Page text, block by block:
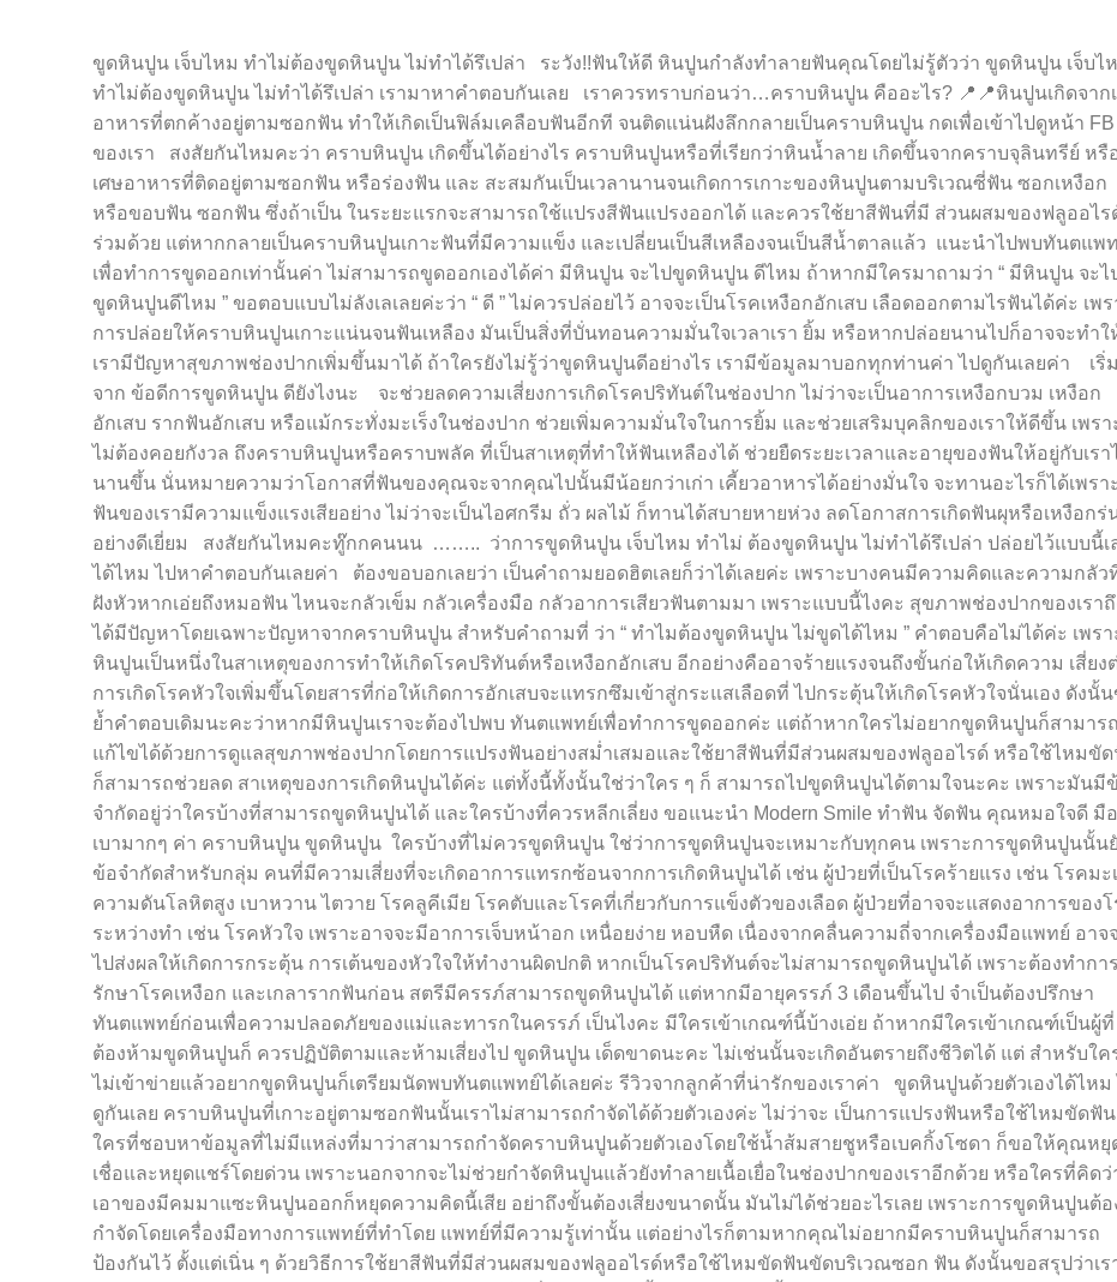
ขูดหินปูน เจ็บไหม ทำไม่ต้องขูดหินปูน ไม่ทำได้รึเปล่า ระวัง!!ฟันให้ดี หินปูนกำลังทำลายฟันคุณโดยไม่รู้ตัวว่า ขูดหินปูน เจ็บไ
ทำไม่ต้องขูดหินปูน ไม่ทำได้รึเปล่า เรามาหาคำตอบกันเลย เราควรทราบก่อนว่า…คราบหินปูน คืออะไร? 📍📍หินปูนเกิดจาก
อาหารที่ตกค้างอยู่ตามซอกฟัน ทำให้เกิดเป็นฟิล์มเคลือบฟันอีกที จนติดแน่นฝังลึกกลายเป็นคราบหินปูน กดเพื่อเข้าไปดูหน้า FB
ของเรา สงสัยกันไหมคะว่า คราบหินปูน เกิดขึ้นได้อย่างไร คราบหินปูนหรือที่เรียกว่าหินน้ำลาย เกิดขึ้นจากคราบจุลินทรีย์ หรื
เศษอาหารที่ติดอยู่ตามซอกฟัน หรือร่องฟัน และ สะสมกันเป็นเวลานานจนเกิดการเกาะของหินปูนตามบริเวณซี่ฟัน ซอกเหงือก
หรือขอบฟัน ซอกฟัน ซึ่งถ้าเป็น ในระยะแรกจะสามารถใช้แปรงสีฟันแปรงออกได้ และควรใช้ยาสีฟันที่มี ส่วนผสมของฟลูออไร
ร่วมด้วย แต่หากกลายเป็นคราบหินปูนเกาะฟันที่มีความแข็ง และเปลี่ยนเป็นสีเหลืองจนเป็นสีน้ำตาลแล้ว แนะนำไปพบทันตแพ
เพื่อทำการขูดออกเท่านั้นค่า ไม่สามารถขูดออกเองได้ค่า มีหินปูน จะไปขูดหินปูน ดีไหม ถ้าหากมีใครมาถามว่า “ มีหินปูน จะไป
ขูดหินปูนดีไหม ” ขอตอบแบบไม่ลังเลเลยค่ะว่า “ ดี ” ไม่ควรปล่อยไว้ อาจจะเป็นโรคเหงือกอักเสบ เลือดออกตามไรฟันได้ค่ะ เพร
การปล่อยให้คราบหินปูนเกาะแน่นจนฟันเหลือง มันเป็นสิ่งที่บั่นทอนความมั่นใจเวลาเรา ยิ้ม หรือหากปล่อยนานไปก็อาจจะทำใ
เรามีปัญหาสุขภาพช่องปากเพิ่มขึ้นมาได้ ถ้าใครยังไม่รู้ว่าขูดหินปูนดีอย่างไร เรามีข้อมูลมาบอกทุกท่านค่า ไปดูกันเลยค่า เริ่ม
จาก ข้อดีการขูดหินปูน ดียังไงนะ จะช่วยลดความเสี่ยงการเกิดโรคปริทันต์ในช่องปาก ไม่ว่าจะเป็นอาการเหงือกบวม เหงือก
อักเสบ รากฟันอักเสบ หรือแม้กระทั่งมะเร็งในช่องปาก ช่วยเพิ่มความมั่นใจในการยิ้ม และช่วยเสริมบุคลิกของเราให้ดีขึ้น เพรา
ไม่ต้องคอยกังวล ถึงคราบหินปูนหรือคราบพลัค ที่เป็นสาเหตุที่ทำให้ฟันเหลืองได้ ช่วยยืดระยะเวลาและอายุของฟันให้อยู่กับเรา
นานขึ้น นั่นหมายความว่าโอกาสที่ฟันของคุณจะจากคุณไปนั้นมีน้อยกว่าเก่า เคี้ยวอาหารได้อย่างมั่นใจ จะทานอะไรก็ได้เพราะ
ฟันของเรามีความแข็งแรงเสียอย่าง ไม่ว่าจะเป็นไอศกรีม ถั่ว ผลไม้ ก็ทานได้สบายหายห่วง ลดโอกาสการเกิดฟันผุหรือเหงือกร่
อย่างดีเยี่ยม สงสัยกันไหมคะทู๊กกคนนน …….. ว่าการขูดหินปูน เจ็บไหม ทำไม่ ต้องขูดหินปูน ไม่ทำได้รึเปล่า ปล่อยไว้แบบนี้เ
ได้ไหม ไปหาคำตอบกันเลยค่า ต้องขอบอกเลยว่า เป็นคำถามยอดฮิตเลยก็ว่าได้เลยค่ะ เพราะบางคนมีความคิดและความกลัว
ฝังหัวหากเอ่ยถึงหมอฟัน ไหนจะกลัวเข็ม กลัวเครื่องมือ กลัวอาการเสียวฟันตามมา เพราะแบบนี้ไงคะ สุขภาพช่องปากของเราถึ
ได้มีปัญหาโดยเฉพาะปัญหาจากคราบหินปูน สำหรับคำถามที่ ว่า “ ทำไมต้องขูดหินปูน ไม่ขูดได้ไหม ” คำตอบคือไม่ได้ค่ะ เพรา
หินปูนเป็นหนึ่งในสาเหตุของการทำให้เกิดโรคปริทันต์หรือเหงือกอักเสบ อีกอย่างคืออาจร้ายแรงจนถึงขั้นก่อให้เกิดความ เสี่ยง
การเกิดโรคหัวใจเพิ่มขึ้นโดยสารที่ก่อให้เกิดการอักเสบจะแทรกซึมเข้าสู่กระแสเลือดที่ ไปกระตุ้นให้เกิดโรคหัวใจนั่นเอง ดังนั้
ย้ำคำตอบเดิมนะคะว่าหากมีหินปูนเราจะต้องไปพบ ทันตแพทย์เพื่อทำการขูดออกค่ะ แต่ถ้าหากใครไม่อยากขูดหินปูนก็สามารถ
แก้ไขได้ด้วยการดูแลสุขภาพช่องปากโดยการแปรงฟันอย่างสม่ำเสมอและใช้ยาสีฟันที่มีส่วนผสมของฟลูออไรด์ หรือใช้ไหมขั
ก็สามารถช่วยลด สาเหตุของการเกิดหินปูนได้ค่ะ แต่ทั้งนี้ทั้งนั้นใช่ว่าใคร ๆ ก็ สามารถไปขูดหินปูนได้ตามใจนะคะ เพราะมันมี
จำกัดอยู่ว่าใครบ้างที่สามารถขูดหินปูนได้ และใครบ้างที่ควรหลีกเลี่ยง ขอแนะนำ Modern Smile ทำฟัน จัดฟัน คุณหมอใจดี มือ
เบามากๆ ค่า คราบหินปูน ขูดหินปูน ใครบ้างที่ไม่ควรขูดหินปูน ใช่ว่าการขูดหินปูนจะเหมาะกับทุกคน เพราะการขูดหินปูนนั้น
ข้อจำกัดสำหรับกลุ่ม คนที่มีความเสี่ยงที่จะเกิดอาการแทรกซ้อนจากการเกิดหินปูนได้ เช่น ผู้ป่วยที่เป็นโรคร้ายแรง เช่น โรคมะ
ความดันโลหิตสูง เบาหวาน ไตวาย โรคลูคีเมีย โรคตับและโรคที่เกี่ยวกับการแข็งตัวของเลือด ผู้ป่วยที่อาจจะแสดงอาการของ
ระหว่างทำ เช่น โรคหัวใจ เพราะอาจจะมีอาการเจ็บหน้าอก เหนื่อยง่าย หอบหืด เนื่องจากคลื่นความถี่จากเครื่องมือแพทย์ อาจ
ไปส่งผลให้เกิดการกระตุ้น การเต้นของหัวใจให้ทำงานผิดปกติ หากเป็นโรคปริทันต์จะไม่สามารถขูดหินปูนได้ เพราะต้องทำการ
รักษาโรคเหงือก และเกลารากฟันก่อน สตรีมีครรภ์สามารถขูดหินปูนได้ แต่หากมีอายุครรภ์ 3 เดือนขึ้นไป จำเป็นต้องปรึกษา
ทันตแพทย์ก่อนเพื่อความปลอดภัยของแม่และทารกในครรภ์ เป็นไงคะ มีใครเข้าเกณฑ์นี้บ้างเอ่ย ถ้าหากมีใครเข้าเกณฑ์เป็นผู้ที่
ต้องห้ามขูดหินปูนก็ ควรปฏิบัติตามและห้ามเสี่ยงไป ขูดหินปูน เด็ดขาดนะคะ ไม่เช่นนั้นจะเกิดอันตรายถึงชีวิตได้ แต่ สำหรับใค
ไม่เข้าข่ายแล้วอยากขูดหินปูนก็เตรียมนัดพบทันตแพทย์ได้เลยค่ะ รีวิวจากลูกค้าที่น่ารักของเราค่า ขูดหินปูนด้วยตัวเองได้ไหม
ดูกันเลย คราบหินปูนที่เกาะอยู่ตามซอกฟันนั้นเราไม่สามารถกำจัดได้ด้วยตัวเองค่ะ ไม่ว่าจะ เป็นการแปรงฟันหรือใช้ไหมขัดฟัน
ใครที่ชอบหาข้อมูลที่ไม่มีแหล่งที่มาว่าสามารถกำจัดคราบหินปูนด้วยตัวเองโดยใช้น้ำส้มสายชูหรือเบคกิ้งโซดา ก็ขอให้คุณหยุ
เชื่อและหยุดแชร์โดยด่วน เพราะนอกจากจะไม่ช่วยกำจัดหินปูนแล้วยังทำลายเนื้อเยื่อในช่องปากของเราอีกด้วย หรือใครที่คิดว่
เอาของมีคมมาแซะหินปูนออกก็หยุดความคิดนี้เสีย อย่าถึงขั้นต้องเสี่ยงขนาดนั้น มันไม่ได้ช่วยอะไรเลย เพราะการขูดหินปูนต้อ
กำจัดโดยเครื่องมือทางการแพทย์ที่ทำโดย แพทย์ที่มีความรู้เท่านั้น แต่อย่างไรก็ตามหากคุณไม่อยากมีคราบหินปูนก็สามารถ
ป้องกันไว้ ตั้งแต่เนิ่น ๆ ด้วยวิธีการใช้ยาสีฟันที่มีส่วนผสมของฟลูออไรด์หรือใช้ไหมขัดฟันขัดบริเวณซอก ฟัน ดังนั้นขอสรุปว่าเร